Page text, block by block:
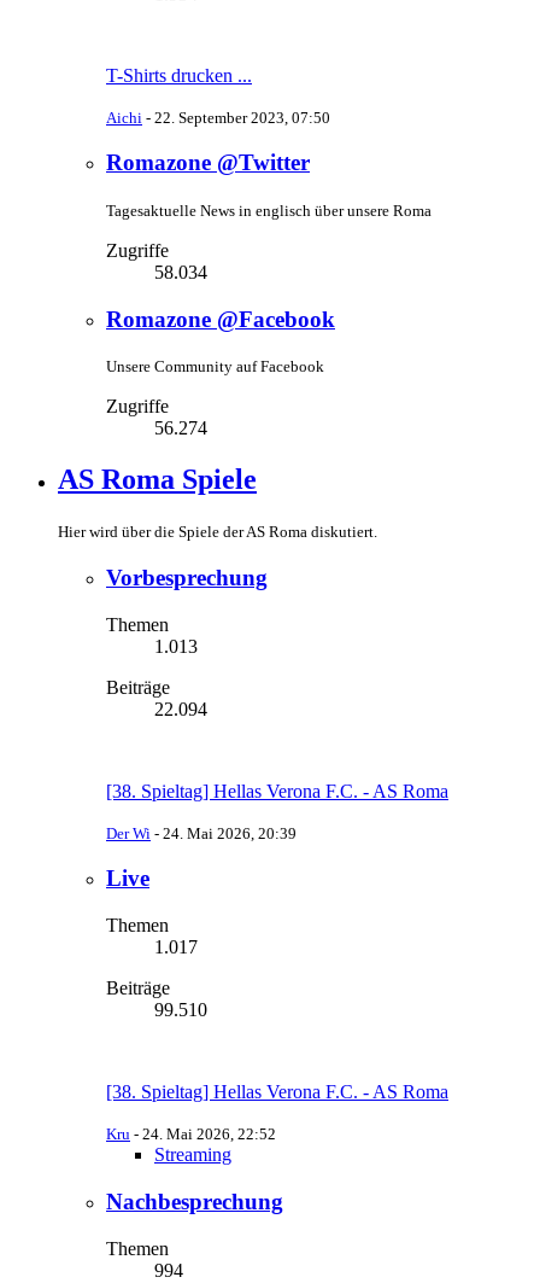
T-Shirts drucken ...
Aichi - 22. September 2023, 07:50
Romazone @Twitter
Tagesaktuelle News in englisch über unsere Roma
Zugriffe
58.034
Romazone @Facebook
Unsere Community auf Facebook
Zugriffe
56.274
AS Roma Spiele
Hier wird über die Spiele der AS Roma diskutiert.
Vorbesprechung
Themen
1.013
Beiträge
22.094
[38. Spieltag] Hellas Verona F.C. - AS Roma
Der Wi - 24. Mai 2026, 20:39
Live
Themen
1.017
Beiträge
99.510
[38. Spieltag] Hellas Verona F.C. - AS Roma
Kru - 24. Mai 2026, 22:52
Streaming
Nachbesprechung
Themen
994